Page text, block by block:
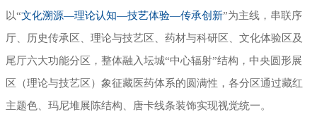
以“文化溯源—理论认知—技艺体验—传承创新”为主线，串联序
厅、历史传承区、理论与技艺区、药材与科研区、文化体验区及
尾厅六大功能分区，整体融入坛城“中心辐射”结构，中央圆形展
区（理论与技艺区）象征藏医药体系的圆满性，各分区通过藏红
主题色、玛尼堆展陈结构、唐卡线条装饰实现视觉统一。